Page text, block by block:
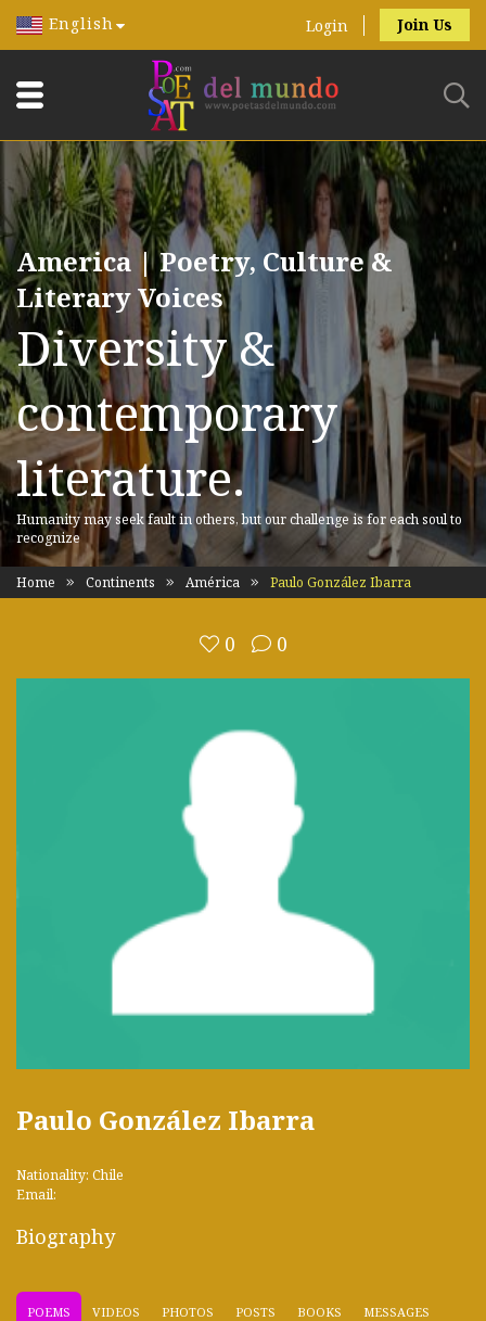
English Login Join Us
America | Poetry, Culture &
Literary Voices
Diversity &
contemporary
literature.
Humanity may seek fault in others, but our challenge is for each soul to
recognize
Home Continents América Paulo González Ibarra
0 0
Paulo González Ibarra
Nationality: Chile
Email:
Biography
POEMS VIDEOS PHOTOS POSTS BOOKS MESSAGES